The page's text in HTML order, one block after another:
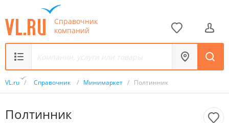
Справочник
компаний
VL.ru / Справочник / Минимаркет / Полтинник
Полтинник